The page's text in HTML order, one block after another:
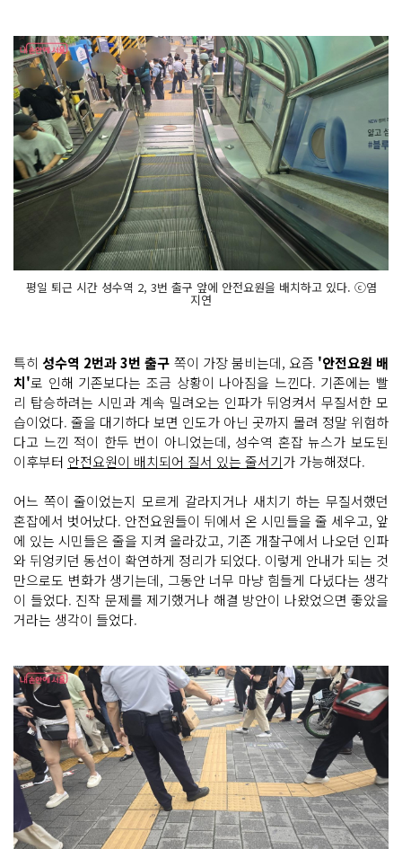
평일 퇴근 시간 성수역 2, 3번 출구 앞에 안전요원을 배치하고 있다. ⓒ염
지연
특히 성수역 2번과 3번 출구 쪽이 가장 붐비는데, 요즘 '안전요원 배
치'로 인해 기존보다는 조금 상황이 나아짐을 느낀다. 기존에는 빨
리 탑승하려는 시민과 계속 밀려오는 인파가 뒤엉켜서 무질서한 모
습이었다. 줄을 대기하다 보면 인도가 아닌 곳까지 몰려 정말 위험하
다고 느낀 적이 한두 번이 아니었는데, 성수역 혼잡 뉴스가 보도된
이후부터 안전요원이 배치되어 질서 있는 줄서기가 가능해졌다.
어느 쪽이 줄이었는지 모르게 갈라지거나 새치기 하는 무질서했던
혼잡에서 벗어났다. 안전요원들이 뒤에서 온 시민들을 줄 세우고, 앞
에 있는 시민들은 줄을 지켜 올라갔고, 기존 개찰구에서 나오던 인파
와 뒤엉키던 동선이 확연하게 정리가 되었다. 이렇게 안내가 되는 것
만으로도 변화가 생기는데, 그동안 너무 마냥 힘들게 다녔다는 생각
이 들었다. 진작 문제를 제기했거나 해결 방안이 나왔었으면 좋았을
거라는 생각이 들었다.